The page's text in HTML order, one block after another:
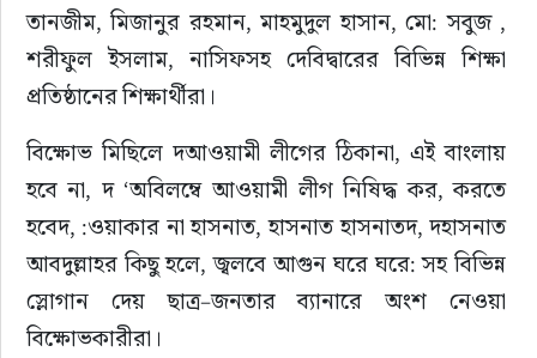
তানজীম, মিজানুর রহমান, মাহমুদুল হাসান, মো: সবুজ ,
শরীফুল ইসলাম, নাসিফসহ দেবিদ্বারের বিভিন্ন শিক্ষা
প্রতিষ্ঠানের শিক্ষার্থীরা।
বিক্ষোভ মিছিলে দআওয়ামী লীগের ঠিকানা, এই বাংলায়
হবে না, দ ‘অবিলম্বে আওয়ামী লীগ নিষিদ্ধ কর, করতে
হবেদ, :ওয়াকার না হাসনাত, হাসনাত হাসনাতদ, দহাসনাত
আবদুল্লাহর কিছু হলে, জ্বলবে আগুন ঘরে ঘরে: সহ বিভিন্ন
স্লোগান দেয় ছাত্র–জনতার ব্যানারে অংশ নেওয়া
বিক্ষোভকারীরা।